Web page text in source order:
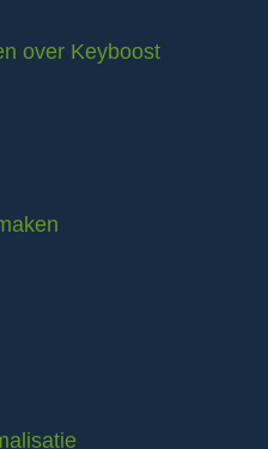
over Keyboost